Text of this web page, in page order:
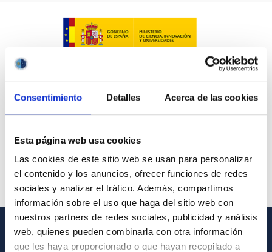
Consentimiento Detalles Acerca de las cookies
Esta página web usa cookies
Las cookies de este sitio web se usan para personalizar
el contenido y los anuncios, ofrecer funciones de redes
sociales y analizar el tráfico. Además, compartimos
información sobre el uso que haga del sitio web con
nuestros partners de redes sociales, publicidad y análisis
web, quienes pueden combinarla con otra información
que les haya proporcionado o que hayan recopilado a
INFORMACIÓN GENERAL